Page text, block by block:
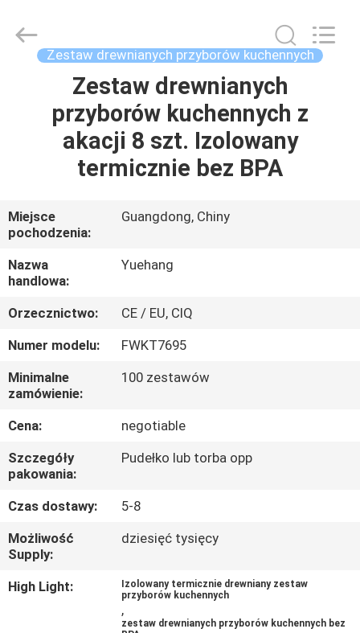
PRODUKTY
NAS
WYCIECZKA
PO
FABRYCE
KONTROLA
JAKOŚCI
SKONTAKTUJ
SIĘ
Z
NAMI
POPROSIĆ
dostawca.
Copyright
Zestaw drewnianych przyborów kuchennych
Zestaw drewnianych
przyborów kuchennych z
akacji 8 szt. Izolowany
termicznie bez BPA
Miejsce
pochodzenia:
Guangdong, Chiny
Nazwa
handlowa:
Yuehang
Orzecznictwo:
CE / EU, CIQ
Numer modelu:
FWKT7695
Minimalne
zamówienie:
100 zestawów
Cena:
negotiable
Szczegóły
pakowania:
Pudełko lub torba opp
Czas dostawy:
5-8
Możliwość
Supply:
dziesięć tysięcy
High Light:
Izolowany termicznie drewniany zestaw
przyborów kuchennych
,
zestaw drewnianych przyborów kuchennych bez